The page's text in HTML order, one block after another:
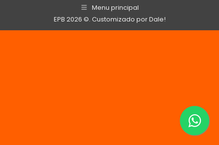
Menu principal
EPB 2026 ©. Customizado porDale!